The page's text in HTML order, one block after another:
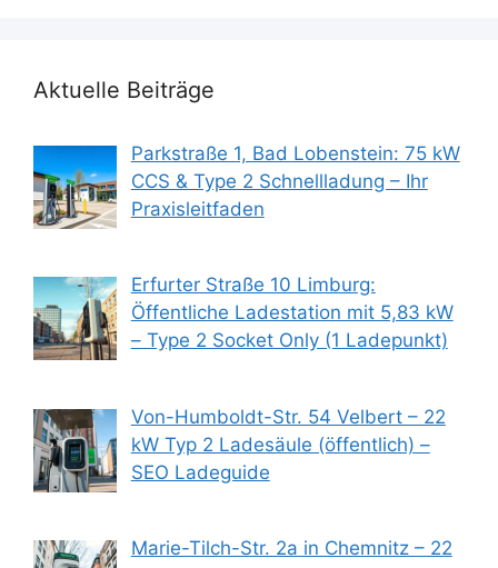
Aktuelle Beiträge
Parkstraße 1, Bad Lobenstein: 75 kW
CCS & Type 2 Schnellladung – Ihr
Praxisleitfaden
Erfurter Straße 10 Limburg:
Öffentliche Ladestation mit 5,83 kW
– Type 2 Socket Only (1 Ladepunkt)
Von-Humboldt-Str. 54 Velbert – 22
kW Typ 2 Ladesäule (öffentlich) –
SEO Ladeguide
Marie-Tilch-Str. 2a in Chemnitz – 22